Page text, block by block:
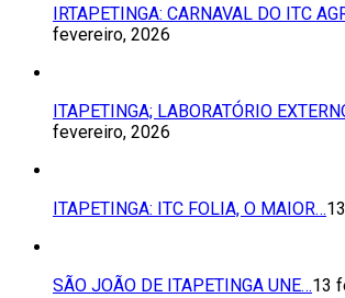
IRTAPETINGA: CARNAVAL DO ITC
fevereiro, 2026
ITAPETINGA; LABORATÓRIO
fevereiro, 2026
ITAPETINGA: ITC FOLIA, O MAIOR…
SÃO JOÃO DE ITAPETINGA UNE…13